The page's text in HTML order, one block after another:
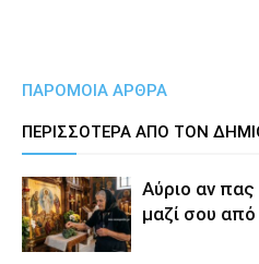
ΠΑΡΟΜΟΙΑ ΑΡΘΡΑ
ΠΕΡΙΣΣΟΤΕΡΑ ΑΠΟ ΤΟΝ
Αύριο αν
μαζί σου